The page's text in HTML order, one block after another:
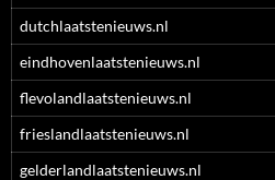
dutchlaatstenieuws.nl
eindhovenlaatstenieuws.nl
flevolandlaatstenieuws.nl
frieslandlaatstenieuws.nl
gelderlandlaatstenieuws.nl